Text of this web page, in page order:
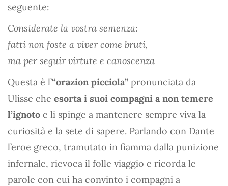
seguente:
Considerate la vostra semenza:
fatti non foste a viver come bruti,
ma per seguir virtute e canoscenza
Questa è l’“orazion picciola” pronunciata da
Ulisse che esorta i suoi compagni a non temere
l’ignoto e li spinge a mantenere sempre viva la
curiosità e la sete di sapere. Parlando con Dante
l’eroe greco, tramutato in fiamma dalla punizione
infernale, rievoca il folle viaggio e ricorda le
parole con cui ha convinto i compagni a